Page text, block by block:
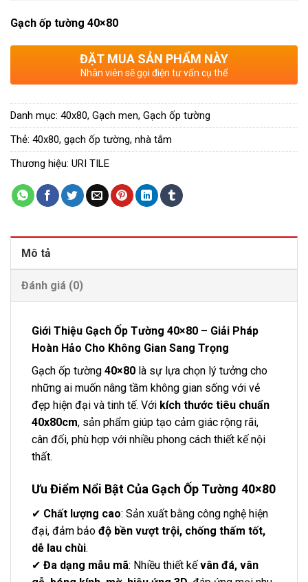
Gạch ốp tường 40×80
ĐẶT MUA SẢN PHẨM NÀY
Nhân viên sẽ gọi điện tư vấn cụ thể
Danh mục: 40x80, Gạch men, Gạch ốp tường
Thẻ: 40x80, gạch ốp tường, nhà tắm
Thương hiệu: URI TILE
Mô tả
Đánh giá (0)
Giới Thiệu Gạch Ốp Tường 40×80 – Giải Pháp
Hoàn Hảo Cho Không Gian Sang Trọng
Gạch ốp tường 40×80 là sự lựa chọn lý tưởng cho
những ai muốn nâng tầm không gian sống với vẻ
đẹp hiện đại và tinh tế. Với kích thước tiêu chuẩn
40x80cm, sản phẩm giúp tạo cảm giác rộng rãi,
cân đối, phù hợp với nhiều phong cách thiết kế nội
thất.
Ưu Điểm Nổi Bật Của Gạch Ốp Tường 40×80
✔ Chất lượng cao: Sản xuất bằng công nghệ hiện
đại, đảm bảo độ bền vượt trội, chống thấm tốt,
dễ lau chùi.
✔ Đa dạng mẫu mã: Nhiều thiết kếvân đá, vân